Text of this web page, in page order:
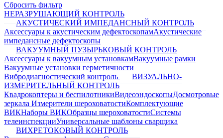
Сбросить фильтр
НЕРАЗРУШАЮЩИЙ КОНТРОЛЬ
АКУСТИЧЕСКИЙ ИМПЕДАНСНЫЙ КОНТРОЛЬ
Аксессуары к акустическим дефектоскопамАкустические
импедансные дефектоскопы
ВАКУУМНЫЙ ПУЗЫРЬКОВЫЙ КОНТРОЛЬ
Аксессуары к вакуумным установкамВакуумные рамки
Вакуумные установки герметичности
Вибродиагностический контроль
ВИЗУАЛЬНО-
ИЗМЕРИТЕЛЬНЫЙ КОНТРОЛЬ
Квадрокоптеры и беспилотникиВидеоэндоскопыДосмотровые
зеркала Измерители шероховатостиКомплектующие
ВИКНаборы ВИКОбразцы шероховатостиСистемы
телеинспекцииУниверсальные шаблоны сварщика
ВИХРЕТОКОВЫЙ КОНТРОЛЬ